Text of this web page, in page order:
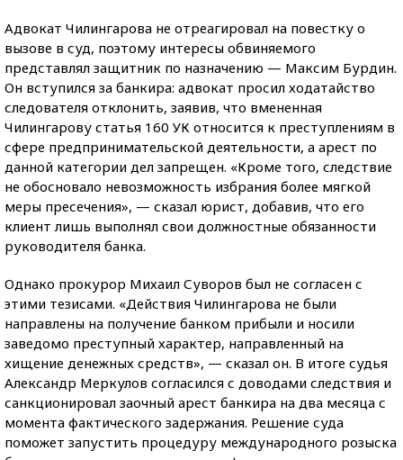
Адвокат Чилингарова не отреагировал на повестку о
вызове в суд, поэтому интересы обвиняемого
представлял защитник по назначению — Максим Бурдин.
Он вступился за банкира: адвокат просил ходатайство
следователя отклонить, заявив, что вмененная
Чилингарову статья 160 УК относится к преступлениям в
сфере предпринимательской деятельности, а арест по
данной категории дел запрещен. «Кроме того, следствие
не обосновало невозможность избрания более мягкой
меры пресечения», — сказал юрист, добавив, что его
клиент лишь выполнял свои должностные обязанности
руководителя банка.
Однако прокурор Михаил Суворов был не согласен с
этими тезисами. «Действия Чилингарова не были
направлены на получение банком прибыли и носили
заведомо преступный характер, направленный на
хищение денежных средств», — сказал он. В итоге судья
Александр Меркулов согласился с доводами следствия и
санкционировал заочный арест банкира на два месяца с
момента фактического задержания. Решение суда
поможет запустить процедуру международного розыска